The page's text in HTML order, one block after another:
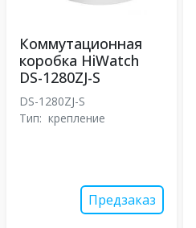
Коммутационная
коробка HiWatch
DS-1280ZJ-S
DS-1280ZJ-S
Тип: крепление
Предзаказ